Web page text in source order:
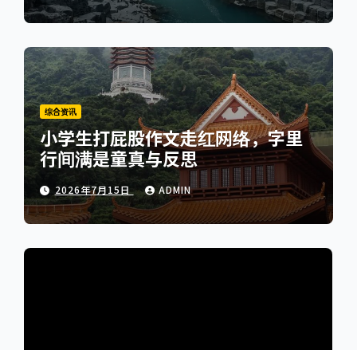
综合资讯
小学生打屁股作文走红网络，字里
行间满是童真与反思
2026年7月15日 ADMIN